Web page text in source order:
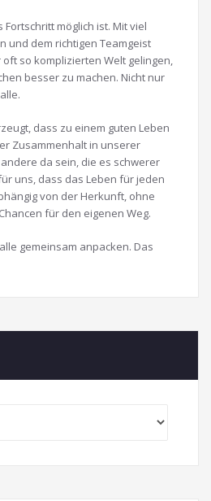
möglich ist. Mit viel
und dem richtigen Teamgeist
so komplizierten Welt gelingen,
besser zu machen. Nicht nur
dass zu einem guten Leben
Zusammenhalt in unserer
da sein, die es schwerer
uns, dass das Leben für jeden
von der Herkunft, ohne
für den eigenen Weg.
gemeinsam anpacken. Das